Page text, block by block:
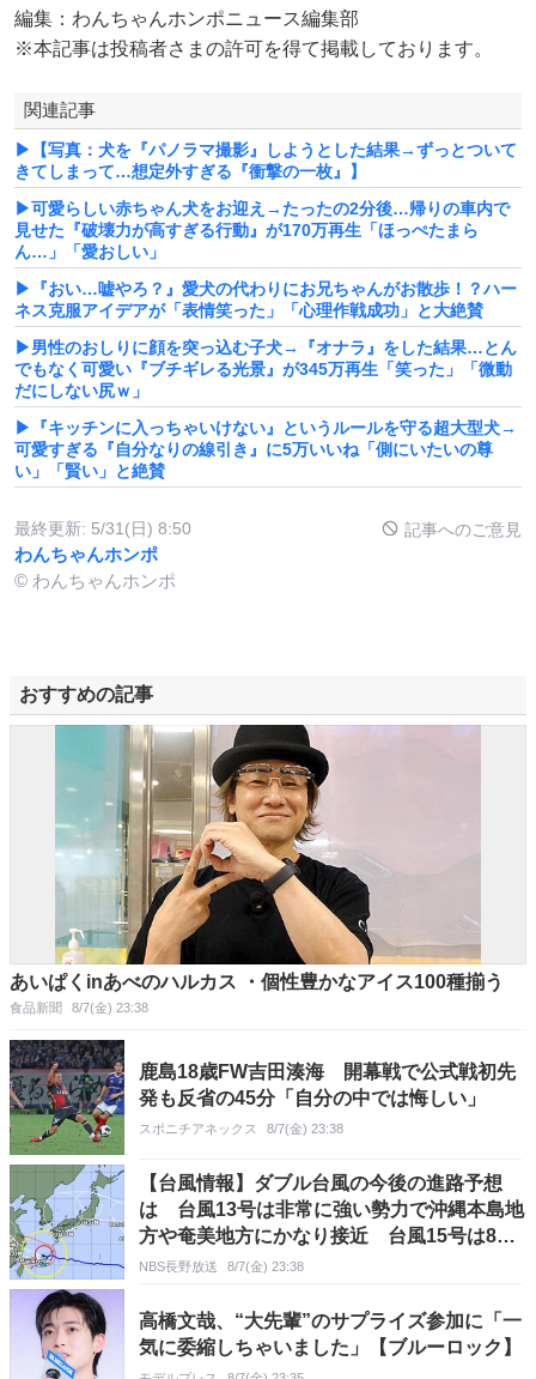
編集：わんちゃんホンポニュース編集部
※本記事は投稿者さまの許可を得て掲載しております。
関連記事
▶【写真：犬を『パノラマ撮影』しようとした結果→ずっとついて
きてしまって…想定外すぎる『衝撃の一枚』】
▶可愛らしい赤ちゃん犬をお迎え→たったの2分後…帰りの車内で
見せた『破壊力が高すぎる行動』が170万再生「ほっぺたまら
ん…」「愛おしい」
▶『おい…嘘やろ？』愛犬の代わりにお兄ちゃんがお散歩！？ハー
ネス克服アイデアが「表情笑った」「心理作戦成功」と大絶賛
▶男性のおしりに顔を突っ込む子犬→『オナラ』をした結果…とん
でもなく可愛い『ブチギレる光景』が345万再生「笑った」「微動
だにしない尻ｗ」
▶『キッチンに入っちゃいけない』というルールを守る超大型犬→
可愛すぎる『自分なりの線引き』に5万いいね「側にいたいの尊
い」「賢い」と絶賛
最終更新: 5/31(日) 8:50 記事へのご意見
わんちゃんホンポ
© わんちゃんホンポ
おすすめの記事
あいぱくinあべのハルカス ・個性豊かなアイス100種揃う
食品新聞 8/7(金) 23:38
鹿島18歳FW吉田湊海 開幕戦で公式戦初先
発も反省の45分「自分の中では悔しい」
スポニチアネックス 8/7(金) 23:38
【台風情報】ダブル台風の今後の進路予想
は 台風13号は非常に強い勢力で沖縄本島地
方や奄美地方にかなり接近 台風15号は8日
午後9時には日本の東に達する見通し
NBS長野放送 8/7(金) 23:38
高橋文哉、“大先輩”のサプライズ参加に「一
気に委縮しちゃいました」【ブルーロック】